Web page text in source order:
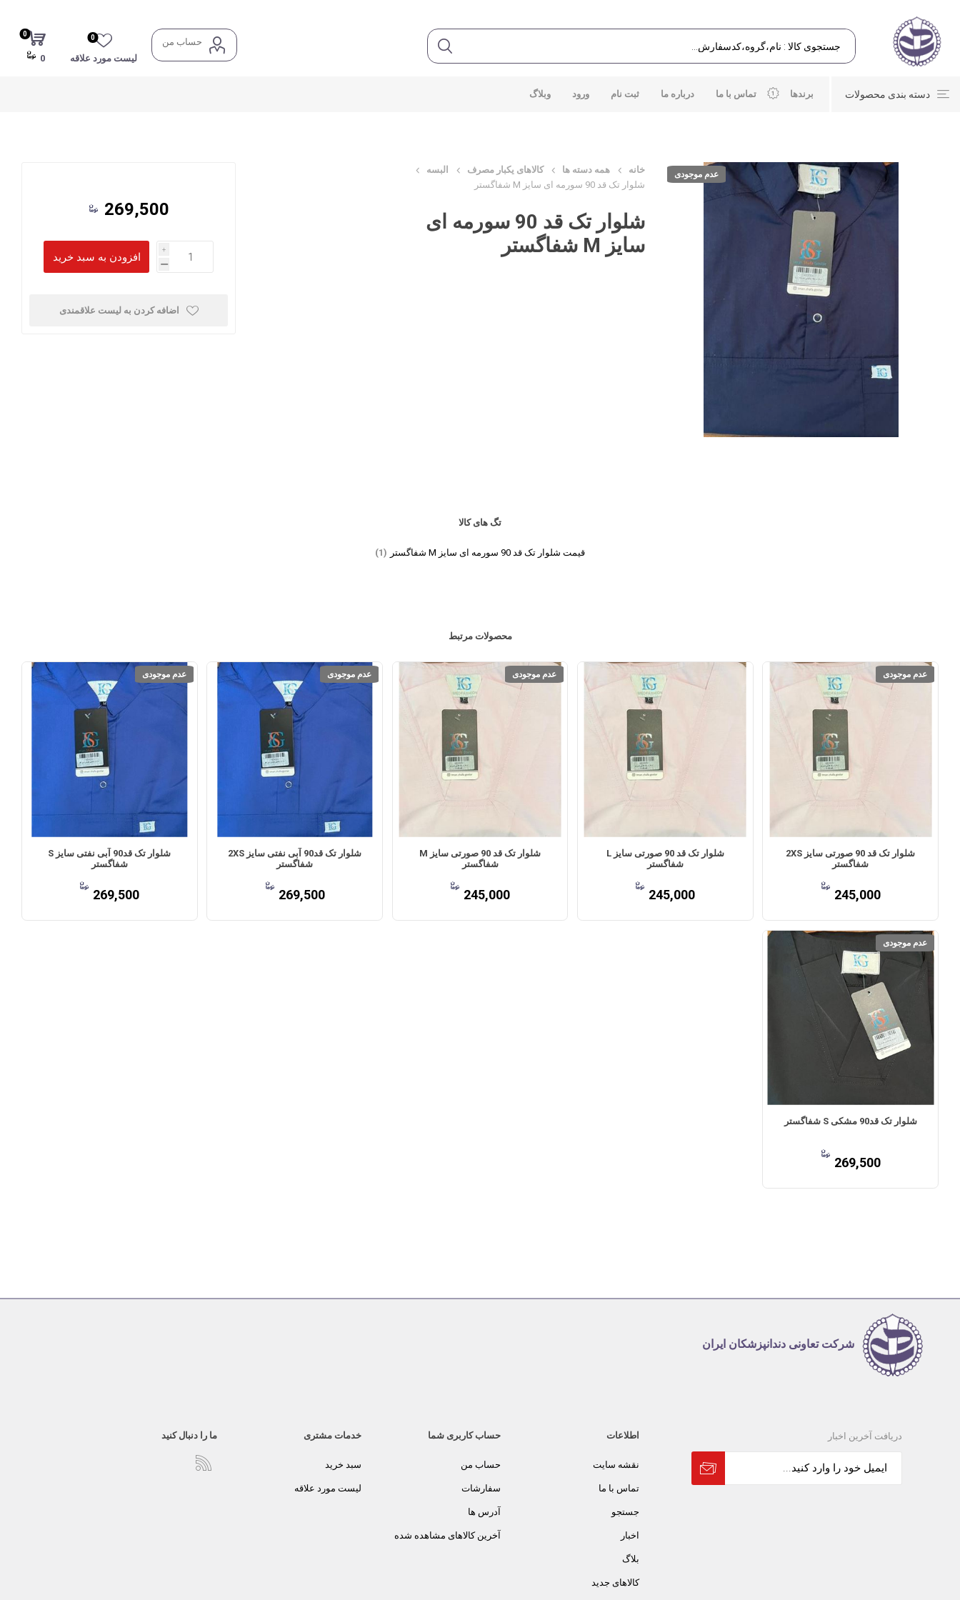
حساب من
لیست مورد علاقه
0
0
0
دسته بندی محصولات برندها تماس با ما درباره ما ثبت نام ورود وبلاگ
عدم موجودی خانه همه دسته ها کالاهای یکبار مصرف
البسه
شلوار تک قد 90 سورمه ای سایز M شفاگستر
شلوار تک قد 90 سورمه ای
سایز M شفاگستر
269,500
i
h
اضافه کردن به لیست علاقمندی
تگ های کالا
قیمت شلوار تک قد 90 سورمه ای سایز M شفاگستر (1)
محصولات مرتبط
عدم موجودی
شلوار تک قد 90 صورتی سایز 2XS
شفاگستر
245,000
شلوار تک قد 90 صورتی سایز L
شفاگستر
245,000
عدم موجودی
شلوار تک قد 90 صورتی سایز M
شفاگستر
245,000
عدم موجودی
شلوار تک قد90 آبی نفتی سایز 2XS
شفاگستر
269,500
عدم موجودی
شلوار تک قد90 آبی نفتی سایز S
شفاگستر
269,500
عدم موجودی
شلوار تک قد90 مشکی S شفاگستر
269,500
شرکت تعاونی دندانپزشکان ایران
دریافت آخرین اخبار اطلاعات
نقشه سایت
تماس با ما
جستجو
اخبار
بلاگ
کالاهای جدید
حساب کاربری شما
حساب من
سفارشات
آدرس ها
آخرین کالاهای مشاهده شده
خدمات مشتری
سبد خرید
لیست مورد علاقه
ما را دنبال کنید